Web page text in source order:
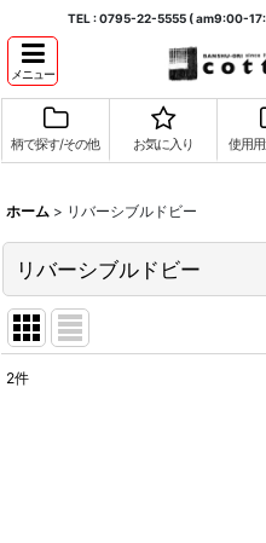
TEL : 0795-22-5555 ( am9:00-
メニュー
柄で探す/その他 お気に入り 使用
ホーム > リバーシブルドビー
リバーシブルドビー
2件